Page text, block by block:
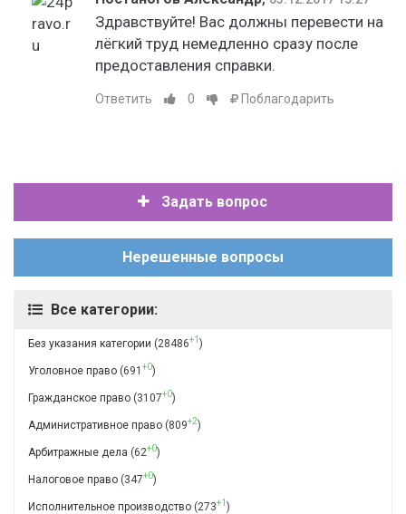
Здравствуйте! Вас должны перевести на
лёгкий труд немедленно сразу после
предоставления справки.
Ответить 0 Поблагодарить
Задать вопрос
Нерешенные вопросы
Все категории:
Без указания категории (28486+1 )
Уголовное право (691 +0)
Гражданское право (3107+0)
Административное право (809+2)
Арбитражные дела (62+0)
Налоговое право (347+0)
Исполнительное производство (273+1 )